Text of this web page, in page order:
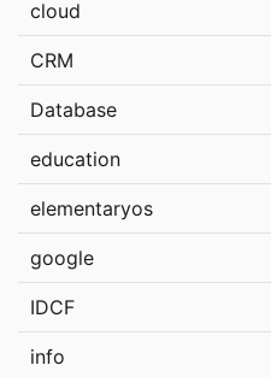
cloud
CRM
Database
education
elementaryos
google
IDCF
info